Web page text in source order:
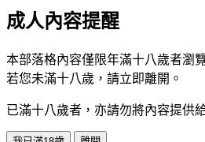
成人內容提醒
本部落格內容僅限年滿十八歲者瀏
若您未滿十八歲，請立即離開。
已滿十八歲者，亦請勿將內容提供